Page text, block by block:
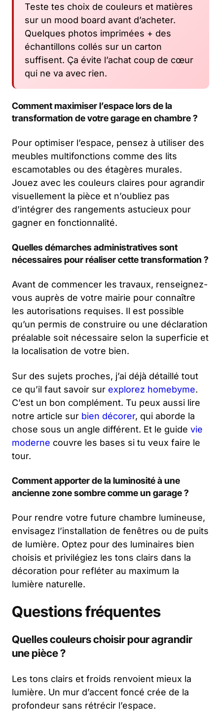
Teste tes choix de couleurs et matières
sur un mood board avant d’acheter.
Quelques photos imprimées + des
échantillons collés sur un carton
suffisent. Ça évite l’achat coup de cœur
qui ne va avec rien.
Comment maximiser l’espace lors de la
transformation de votre garage en chambre ?
Pour optimiser l’espace, pensez à utiliser des
meubles multifonctions comme des lits
escamotables ou des étagères murales.
Jouez avec les couleurs claires pour agrandir
visuellement la pièce et n’oubliez pas
d’intégrer des rangements astucieux pour
gagner en fonctionnalité.
Quelles démarches administratives sont
nécessaires pour réaliser cette transformation ?
Avant de commencer les travaux, renseignez-
vous auprès de votre mairie pour connaître
les autorisations requises. Il est possible
qu’un permis de construire ou une déclaration
préalable soit nécessaire selon la superficie et
la localisation de votre bien.
Sur des sujets proches, j’ai déjà détaillé tout
ce qu’il faut savoir sur explorez homebyme.
C’est un bon complément. Tu peux aussi lire
notre article sur bien décorer, qui aborde la
chose sous un angle différent. Et le guide vie
moderne couvre les bases si tu veux faire le
tour.
Comment apporter de la luminosité à une
ancienne zone sombre comme un garage ?
Pour rendre votre future chambre lumineuse,
envisagez l’installation de fenêtres ou de puits
de lumière. Optez pour des luminaires bien
choisis et privilégiez les tons clairs dans la
décoration pour refléter au maximum la
lumière naturelle.
Questions fréquentes
Quelles couleurs choisir pour agrandir
une pièce ?
Les tons clairs et froids renvoient mieux la
lumière. Un mur d’accent foncé crée de la
profondeur sans rétrécir l’espace.